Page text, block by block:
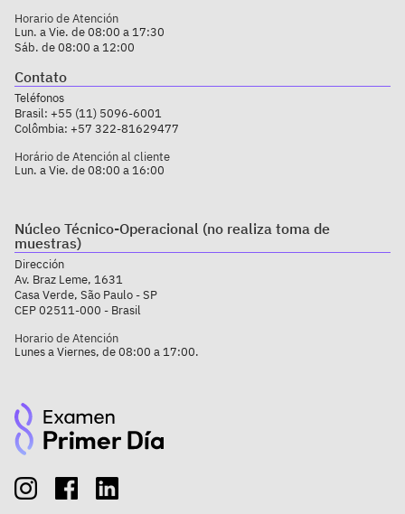
Horario de Atención
Lun. a Vie. de 08:00 a 17:30
Sáb. de 08:00 a 12:00
Horário de Atención al cliente
Lun. a Vie. de 08:00 a 16:00
Contato
Teléfonos
Brasil: +55 (11) 5096-6001
Colômbia: +57 322-81629477
Núcleo Técnico-Operacional (no realiza toma de
muestras)
Dirección
Av. Braz Leme, 1631
Casa Verde, São Paulo - SP
CEP 02511-000 - Brasil
Horario de Atención
Lunes a Viernes, de 08:00 a 17:00.